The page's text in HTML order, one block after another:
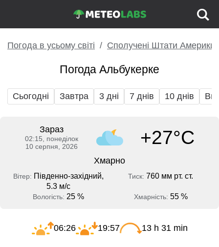
Погода в усьому світі Сполучені Штати Америки
Погода Альбукерке
Сьогодні Завтра 3 дні 7 днів 10 днів
Зараз
02:15, понеділок
10 серпня, 2026
+27°C
Хмарно
Вітер: Південно-західний,
5.3 м/с
Тиск: 760 мм рт. ст.
Вологість: 25 % Хмарність: 55 %
06:26 19:57 13 h 31 min